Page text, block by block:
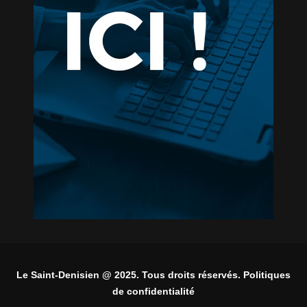
Le Saint-Denisien @ 2025. Tous droits réservés. Politiques
de confidentialité